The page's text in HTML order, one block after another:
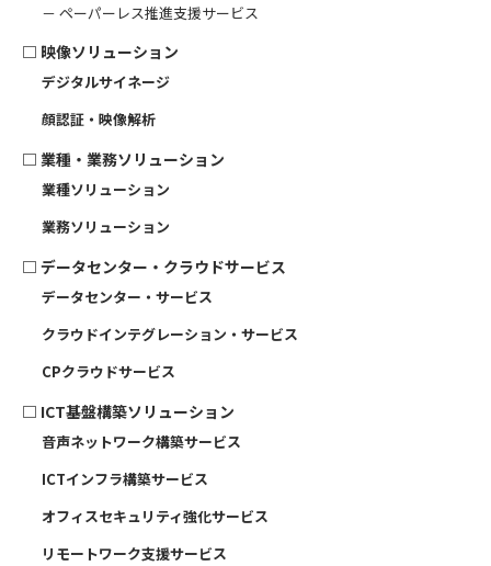
－ ペーパーレス推進支援サービス
□ 映像ソリューション
デジタルサイネージ
顔認証・映像解析
□ 業種・業務ソリューション
業種ソリューション
業務ソリューション
□ データセンター・クラウドサービス
データセンター・サービス
クラウドインテグレーション・サービス
CPクラウドサービス
□ ICT基盤構築ソリューション
音声ネットワーク構築サービス
ICTインフラ構築サービス
オフィスセキュリティ強化サービス
リモートワーク支援サービス